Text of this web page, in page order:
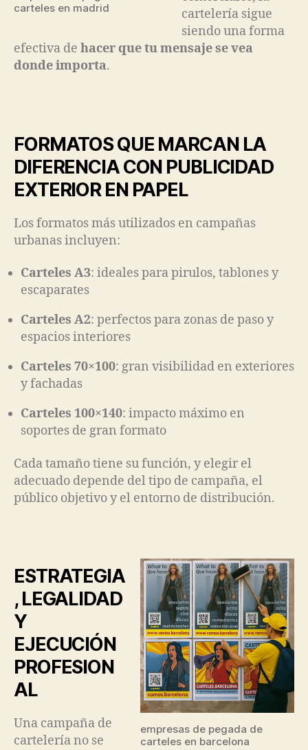
carteles en madrid
cartelería sigue
siendo una forma
efectiva de hacer que tu mensaje se vea
donde importa.
FORMATOS QUE MARCAN LA
DIFERENCIA CON PUBLICIDAD
EXTERIOR EN PAPEL
Los formatos más utilizados en campañas
urbanas incluyen:
Carteles A3: ideales para pirulos, tablones y
escaparates
Carteles A2: perfectos para zonas de paso y
espacios interiores
Carteles 70×100: gran visibilidad en exteriores
y fachadas
Carteles 100×140: impacto máximo en
soportes de gran formato
Cada tamaño tiene su función, y elegir el
adecuado depende del tipo de campaña, el
público objetivo y el entorno de distribución.
empresas de pegada de
carteles en barcelona
ESTRATEGIA
, LEGALIDAD
Y
EJECUCIÓN
PROFESION
AL
Una campaña de
cartelería no se